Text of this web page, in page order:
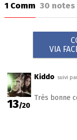
1 Comm 30 notes
VIA
13/20
Kiddo suivi
Très bonne